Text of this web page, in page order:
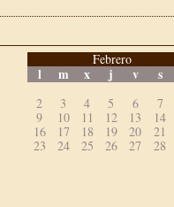
Febrero
l m x j v s
2 3 4 5 6
7
9
10 11 12 13
14
16
17 18 19 20
21
23
24 25 26 27 28